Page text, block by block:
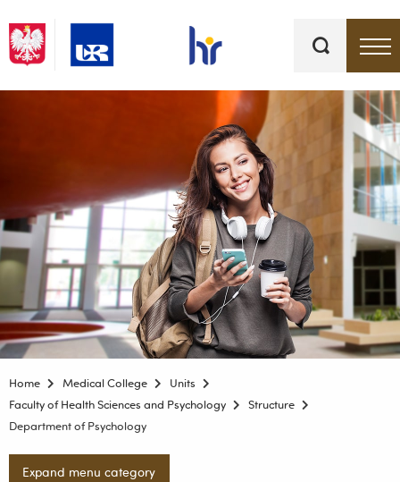
Home Medical College
Units
Faculty of Health Sciences and Psychology
Structure
Department of Psychology
Expand menu category